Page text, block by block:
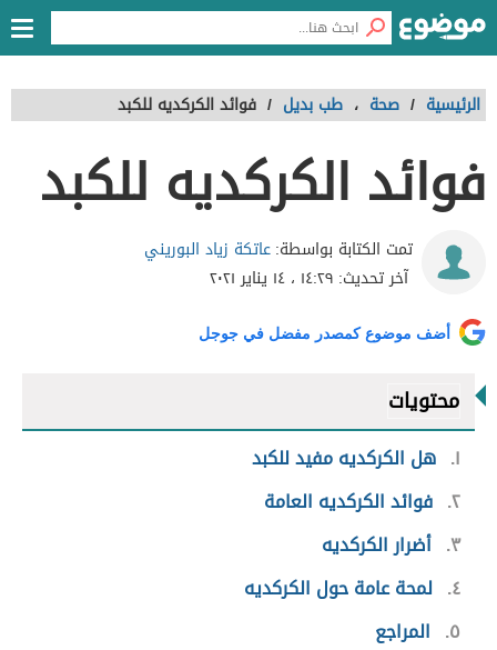
الرئيسية / صحة ، طب بديل / فوائد الكركديه للكبد
فوائد الكركديه للكبد
تمت الكتابة بواسطة:عاتكة زياد البوريني
آخر تحديث: ١٤:٢٩ ، ١٤ يناير ٢٠٢١
أضف موضوع كمصدر مفضل في جوجل
محتويات
١ هل الكركديه مفيد للكبد
٢ فوائد الكركديه العامة
٣ أضرار الكركديه
٤ لمحة عامة حول الكركديه
٥
المراجع